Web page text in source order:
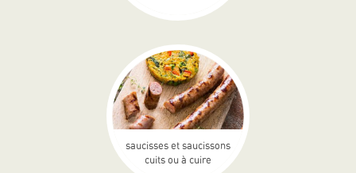
saucisses et saucissons
cuits ou à cuire